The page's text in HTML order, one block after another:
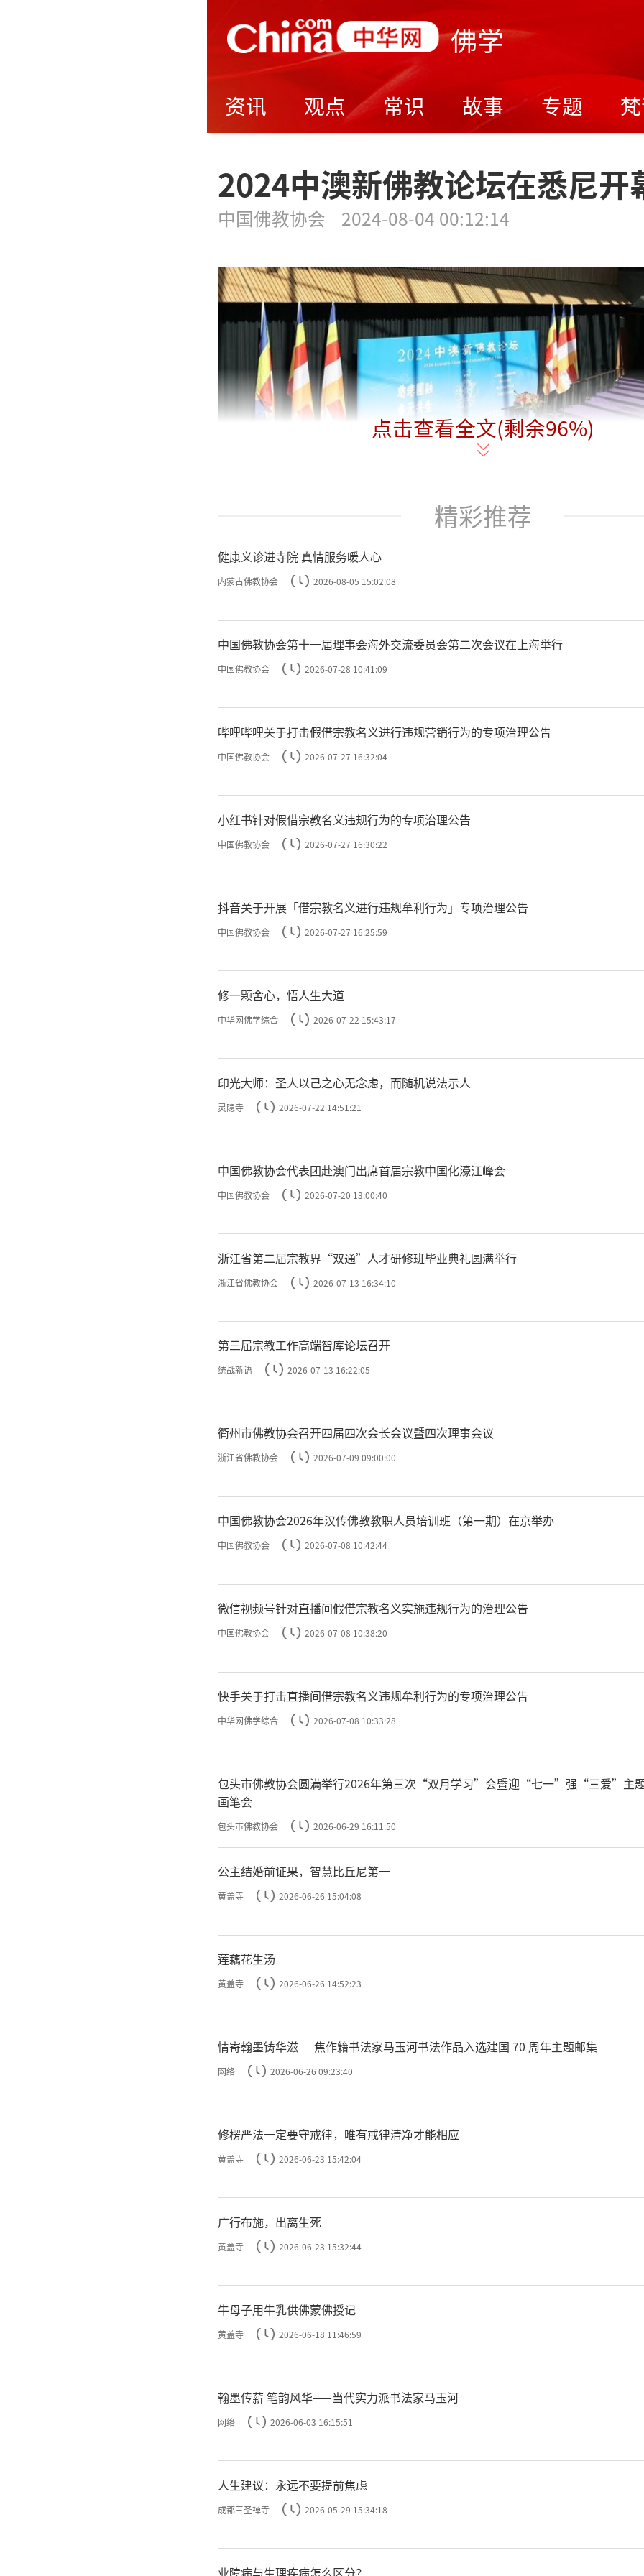
佛学
资讯 观点 常识 故事 专题
2024中澳新佛教论坛在悉尼开
中国佛教协会 2024-08-04 00:12:14
8月3日上午，2024中澳新佛教论坛在悉尼歌
百川归海原一味，同心共沐太平
由中国、澳大利亚、新西兰佛教
的“2024中澳新佛教论坛”于8月3
大利亚悉尼歌剧院隆重开幕，来自中
教界高僧大德、专家学者及社会各界
云集盛会，同沾法喜。
本次论坛以“慈悲圆融·多元
题，旨在通过佛教的交流与对话，弘
文化，阐发佛教当代社会价值，增进
民心相通与人民情谊，可谓胜缘希
远。
中国佛教协会会长演觉法师率中
团出席活动，并在开幕式上致辞。
演觉会长指出，弘扬佛教慈悲圆
就应当倡导多元文化彼此尊重、和谐
极推动不同文明交流互鉴、美美与共
类慈悲相待、同愿同行，携手创造更
来。
演觉会长强调，中国佛教界愿与
新西兰佛教界一道，积极开展弘法事
养、公益慈善、环境保护、文化弘扬
流合作，共同编织中澳新佛教纽带；
教慈悲圆融的精神，不断促进中澳
点击查看全文(剩余96%)
精彩推荐
健康义诊进寺院 真情服务暖人心
内蒙古佛教协会 2026-08-05 15:02:08
中国佛教协会第十一届理事会海外交流委员会第二次会议在上海举行
中国佛教协会 2026-07-28 10:41:09
哔哩哔哩关于打击假借宗教名义进行违规营销行为的专项治理公告
中国佛教协会 2026-07-27 16:32:04
小红书针对假借宗教名义违规行为的专项治理公告
中国佛教协会 2026-07-27 16:30:22
抖音关于开展「借宗教名义进行违规牟利行为」专项治理公告
中国佛教协会 2026-07-27 16:25:59
修一颗舍心，悟人生大道
中华网佛学综合 2026-07-22 15:43:17
印光大师：圣人以己之心无念虑，而随机说法示人
灵隐寺 2026-07-22 14:51:21
中国佛教协会代表团赴澳门出席首届宗教中国化濠江峰会
中国佛教协会 2026-07-20 13:00:40
浙江省第二届宗教界“双通”人才研修班毕业典礼圆满举行
浙江省佛教协会 2026-07-13 16:34:10
第三届宗教工作高端智库论坛召开
统战新语 2026-07-13 16:22:05
衢州市佛教协会召开四届四次会长会议暨四次理事会议
浙江省佛教协会 2026-07-09 09:00:00
中国佛教协会2026年汉传佛教教职人员培训班（第一期）在京举办
中国佛教协会 2026-07-08 10:42:44
微信视频号针对直播间假借宗教名义实施违规行为的治理公告
中国佛教协会 2026-07-08 10:38:20
快手关于打击直播间借宗教名义违规牟利行为的专项治理公告
中华网佛学综合 2026-07-08 10:33:28
包头市佛教协会圆满举行2026年第三次“双月学习”会暨迎“七一”强“三爱”主
画笔会
包头市佛教协会 2026-06-29 16:11:50
公主结婚前证果，智慧比丘尼第一
黄盖寺 2026-06-26 15:04:08
莲藕花生汤
黄盖寺 2026-06-26 14:52:23
情寄翰墨铸华滋 — 焦作籍书法家马玉河书法作品入选建国 70 周年主题邮集
网络 2026-06-26 09:23:40
修楞严法一定要守戒律，唯有戒律清净才能相应
黄盖寺 2026-06-23 15:42:04
广行布施，出离生死
黄盖寺 2026-06-23 15:32:44
牛母子用牛乳供佛蒙佛授记
黄盖寺 2026-06-18 11:46:59
翰墨传薪 笔韵风华——当代实力派书法家马玉河
网络 2026-06-03 16:15:51
人生建议：永远不要提前焦虑
成都三圣禅寺 2026-05-29 15:34:18
业障病与生理疾病怎么区分？